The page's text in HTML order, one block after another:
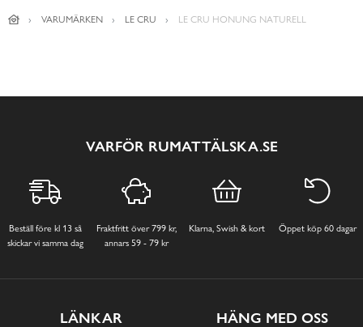
VARUMÄRKEN LE CRU LE CRU HONUNG NATURELL
VARFÖR RUMATTÄLSKA.SE
Beställ före kl 13 så
skickar vi samma dag
Fraktfritt över 799 kr,
annars 59 - 79 kr
Klarna, Swish & kort Öppet köp 60 dagar
LÄNKAR HÄNG MED OSS